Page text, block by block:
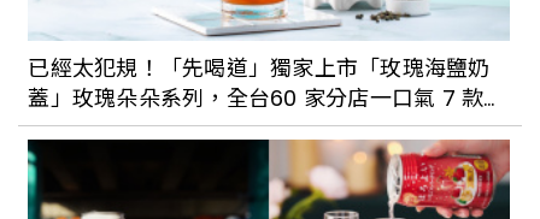
已經太犯規！「先喝道」獨家上市「玫瑰海鹽奶
蓋」玫瑰朵朵系列，全台60 家分店一口氣 7 款新
品上市